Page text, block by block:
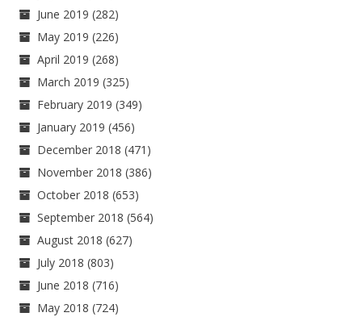
June 2019 (282)
May 2019 (226)
April 2019 (268)
March 2019 (325)
February 2019 (349)
January 2019 (456)
December 2018 (471)
November 2018 (386)
October 2018 (653)
September 2018 (564)
August 2018 (627)
July 2018 (803)
June 2018 (716)
May 2018 (724)